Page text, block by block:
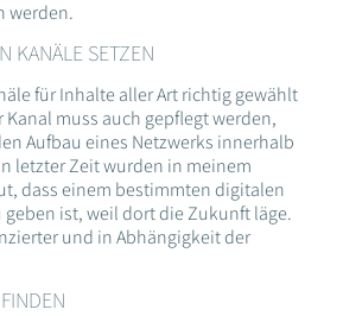
werden.
KANÄLE SETZEN
für Inhalte aller Art richtig gewählt
Kanal muss auch gepflegt werden,
Aufbau eines Netzwerks innerhalb
letzter Zeit wurden in meinem
dass einem bestimmten digitalen
geben ist, weil dort die Zukunft läge.
und in Abhängigkeit der